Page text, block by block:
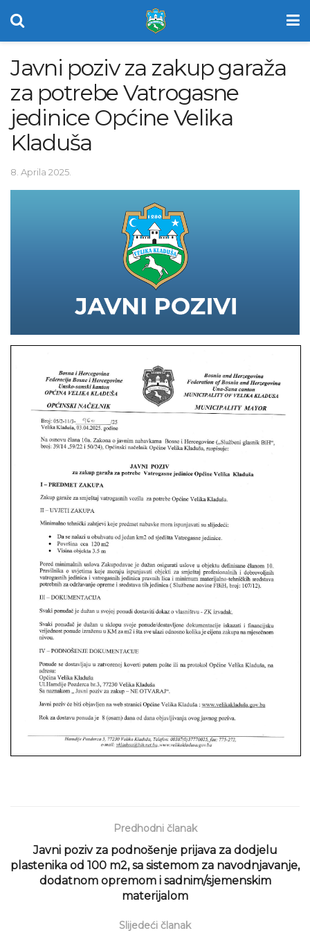
Javni poziv za zakup garaža
za potrebe Vatrogasne
jedinice Općine Velika
Kladuša
8. Aprila 2025.
Predhodni članak
Javni poziv za podnošenje prijava za dodjelu
plastenika od 100 m2, sa sistemom za navodnjavanje,
dodatnom opremom i sadnim/sjemenskim
materijalom
Slijedeći članak